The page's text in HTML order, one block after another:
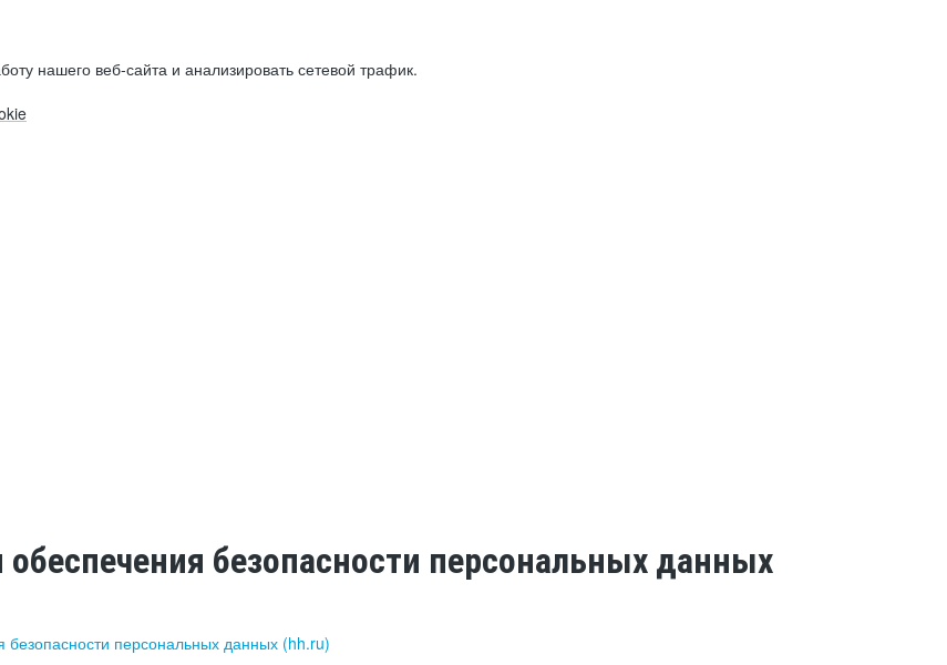
нашего веб-сайта и анализировать сетевой трафик.
безопасности персональных данных
безопасности персональных данных (hh.ru)